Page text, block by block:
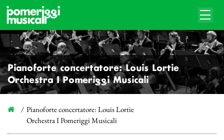
Pianoforte concertatore: Louis Lortie
Orchestra I Pomeriggi Musicali
Pianoforte concertatore: Louis Lortie
Orchestra I Pomeriggi Musicali